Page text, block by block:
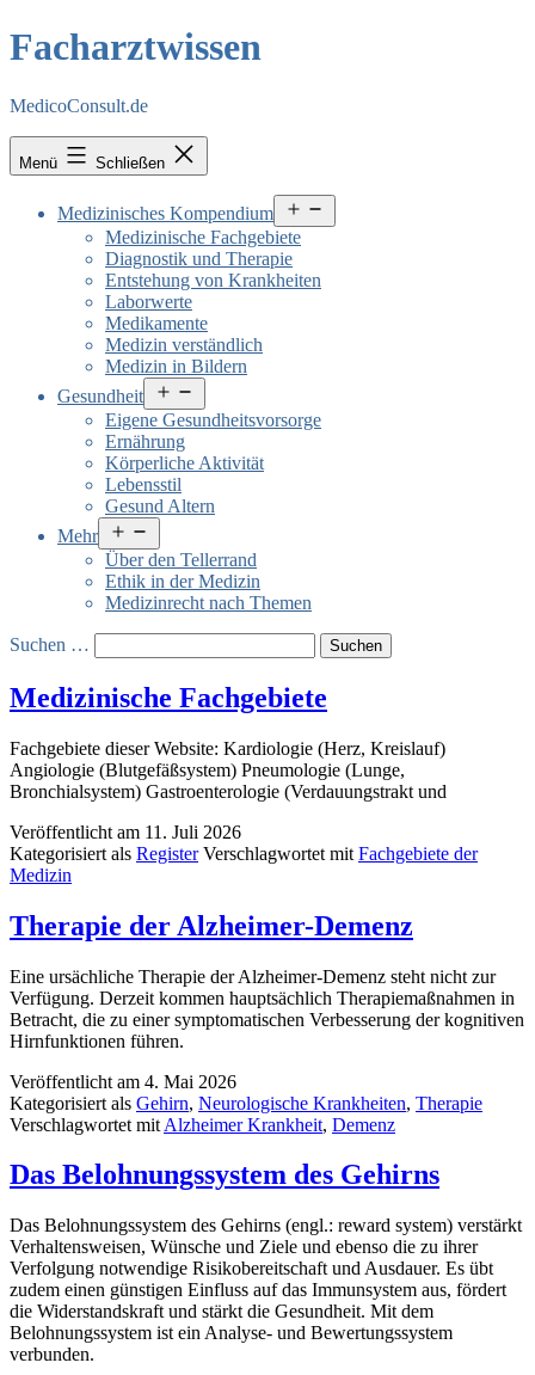
Facharztwissen
MedicoConsult.de
Menü Schließen
Medizinisches Kompendium
öffnen
Medizinische Fachgebiete
Diagnostik und Therapie
Entstehung von Krankheiten
Laborwerte
Medikamente
Medizin verständlich
Medizin in Bildern
Gesundheit
öffnen
Eigene Gesundheitsvorsorge
Ernährung
Körperliche Aktivität
Lebensstil
Gesund Altern
Mehr
öffnen
Über den Tellerrand
Ethik in der Medizin
Medizinrecht nach Themen
Suchen …
Medizinische Fachgebiete
Fachgebiete dieser Website: Kardiologie (Herz, Kreislauf)
Angiologie (Blutgefäßsystem) Pneumologie (Lunge,
Bronchialsystem) Gastroenterologie (Verdauungstrakt und
Veröffentlicht am 11. Juli 2026
Kategorisiert als Register Verschlagwortet mit Fachgebiete der
Medizin
Therapie der Alzheimer-Demenz
Eine ursächliche Therapie der Alzheimer-Demenz steht nicht zur
Verfügung. Derzeit kommen hauptsächlich Therapiemaßnahmen in
Betracht, die zu einer symptomatischen Verbesserung der kognitiven
Hirnfunktionen führen.
Veröffentlicht am 4. Mai 2026
Kategorisiert als Gehirn, Neurologische Krankheiten, Therapie
Verschlagwortet mit Alzheimer Krankheit, Demenz
Das Belohnungssystem des Gehirns
Das Belohnungssystem des Gehirns (engl.: reward system) verstärkt
Verhaltensweisen, Wünsche und Ziele und ebenso die zu ihrer
Verfolgung notwendige Risikobereitschaft und Ausdauer. Es übt
zudem einen günstigen Einfluss auf das Immunsystem aus, fördert
die Widerstandskraft und stärkt die Gesundheit. Mit dem
Belohnungssystem ist ein Analyse- und Bewertungssystem
verbunden.